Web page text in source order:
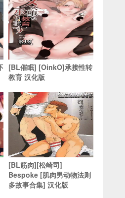
[BL催眠] [OinkO]承接性转
教育 汉化版
[BL筋肉][松崎司]
Bespoke [肌肉男动物法则
多故事合集] 汉化版